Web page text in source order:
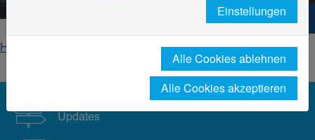
Hochschule Niederrhein. Dein Weg.
Home
Forschung und Transfer
Projekte
Updates
Einstellungen
Alle Cookies ablehnen
Alle Cookies akzeptieren